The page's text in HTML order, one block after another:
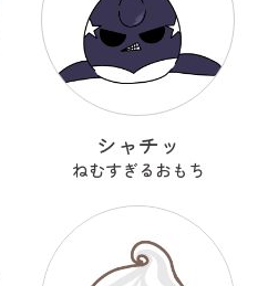
シャチッ
ねむすぎるおもち